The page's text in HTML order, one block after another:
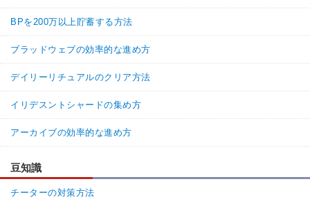
BPを200万以上貯蓄する方法
ブラッドウェブの効率的な進め方
デイリーリチュアルのクリア方法
イリデスントシャードの集め方
アーカイブの効率的な進め方
豆知識
チーターの対策方法